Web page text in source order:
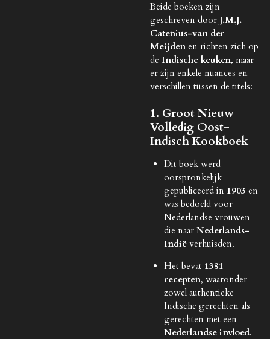
Beide boeken zijn
geschreven door J.M.J.
Catenius-van der
Meijdenen richten zich op
de Indische keuken, maar
er zijn enkele nuances en
verschillen tussen de titels:
1. Groot Nieuw
Volledig Oost-
Indisch Kookboek
Dit boek werd
oorspronkelijk
gepubliceerd in 1903 en
was bedoeld voor
Nederlandse vrouwen
die naar Nederlands-
Indiëverhuisden.
Het bevat 1381
recepten, waaronder
zowel authentieke
Indische gerechten als
gerechten met een
Nederlandse invloed.